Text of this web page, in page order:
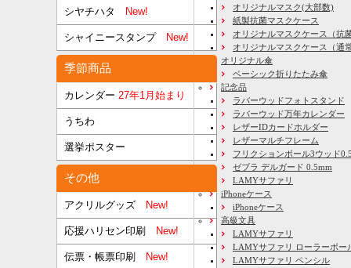
シヤチハタ New!
シャイニースタンプNew!
季節商品
カレンダー 27年1月始まり
うちわ
選挙ポスター
その他
アクリルグッズ New!
応援ハリセン印刷 New!
伝票・帳票印刷 New!
オリジナルマスク(大部数)
紙製抗菌マスクケース
オリジナルマスクケース（抗
オリジナルマスクケース（通
オリジナル傘
ベーシック折りたたみ傘
記念品
ラバーウッドフォトスタンド
ラバーウッド万年カレンダー
レザーIDカードホルダー
レザーマルチフレーム
フリクションボール3ウッド
ゼブラ デルガード 0.5mm
LAMYサファリ
iPhoneケース
iPhoneケース
高級文具
LAMYサファリ
LAMYサファリ ローラーボー
LAMYサファリ ペンシル